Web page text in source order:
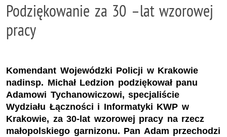
Podziękowanie za 30 –lat wzorowej
pracy
Komendant Wojewódzki Policji w Krakowie
nadinsp. Michał Ledzion podziękował panu
Adamowi Tychanowiczowi, specjaliście
Wydziału Łączności i Informatyki KWP w
Krakowie, za 30-lat wzorowej pracy na rzecz
małopolskiego garnizonu. Pan Adam przechodzi